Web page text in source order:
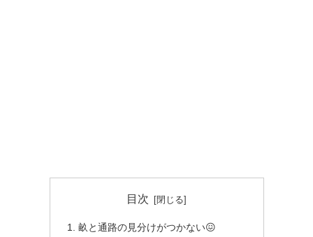
目次
畝と通路の見分けがつかない😖